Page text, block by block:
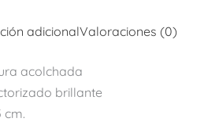
adicionalValoraciones (0)
acolchada
brillante
cm.